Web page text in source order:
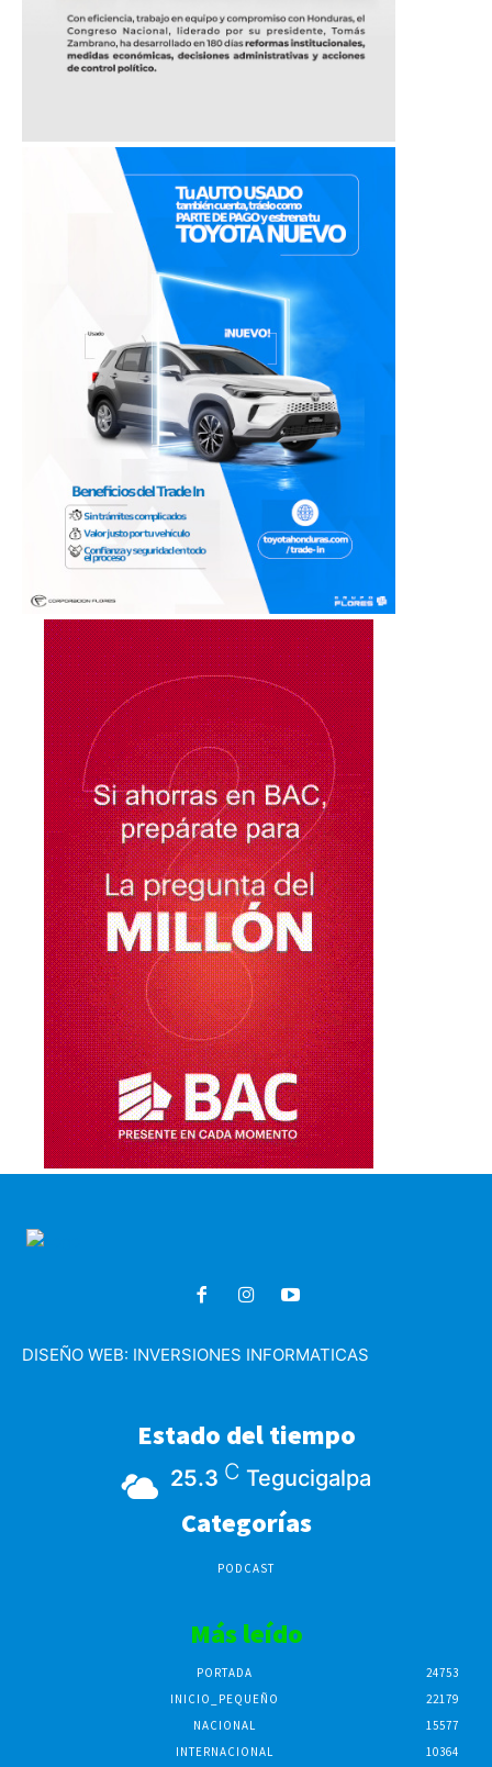
DISEÑO WEB: INVERSIONES INFORMATICAS
Estado del tiempo
25.3 C Tegucigalpa
Categorías
PODCAST
Más leído
PORTADA
24753
INICIO_PEQUEÑO
22179
NACIONAL
15577
INTERNACIONAL
10364